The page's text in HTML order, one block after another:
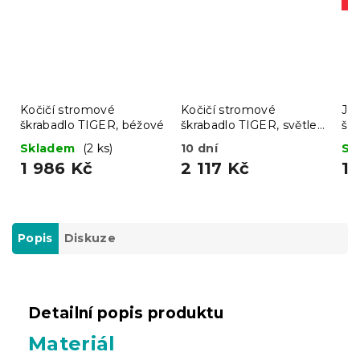
Kočičí stromové
škrabadlo TIGER, béžové
Skladem
(2 ks)
1 986 Kč
Kočičí stromové
škrabadlo TIGER, světle
šedé
10 dní
2 117 Kč
Popis Diskuze
Detailní popis produktu
Materiál